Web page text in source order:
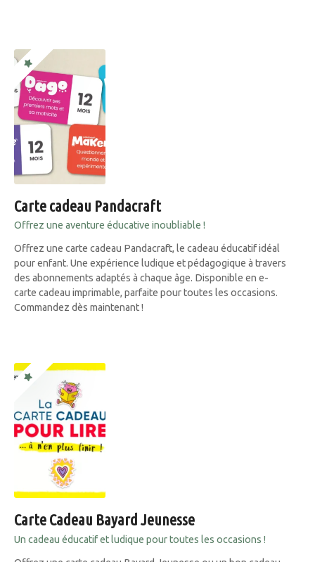
Carte cadeau Pandacraft
Offrez une aventure éducative inoubliable !
Offrez une carte cadeau Pandacraft, le cadeau éducatif idéal
pour enfant. Une expérience ludique et pédagogique à travers
des abonnements adaptés à chaque âge. Disponible en e-
carte cadeau imprimable, parfaite pour toutes les occasions.
Commandez dès maintenant !
Carte Cadeau Bayard Jeunesse
Un cadeau éducatif et ludique pour toutes les occasions !